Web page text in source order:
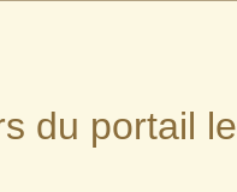
du portail